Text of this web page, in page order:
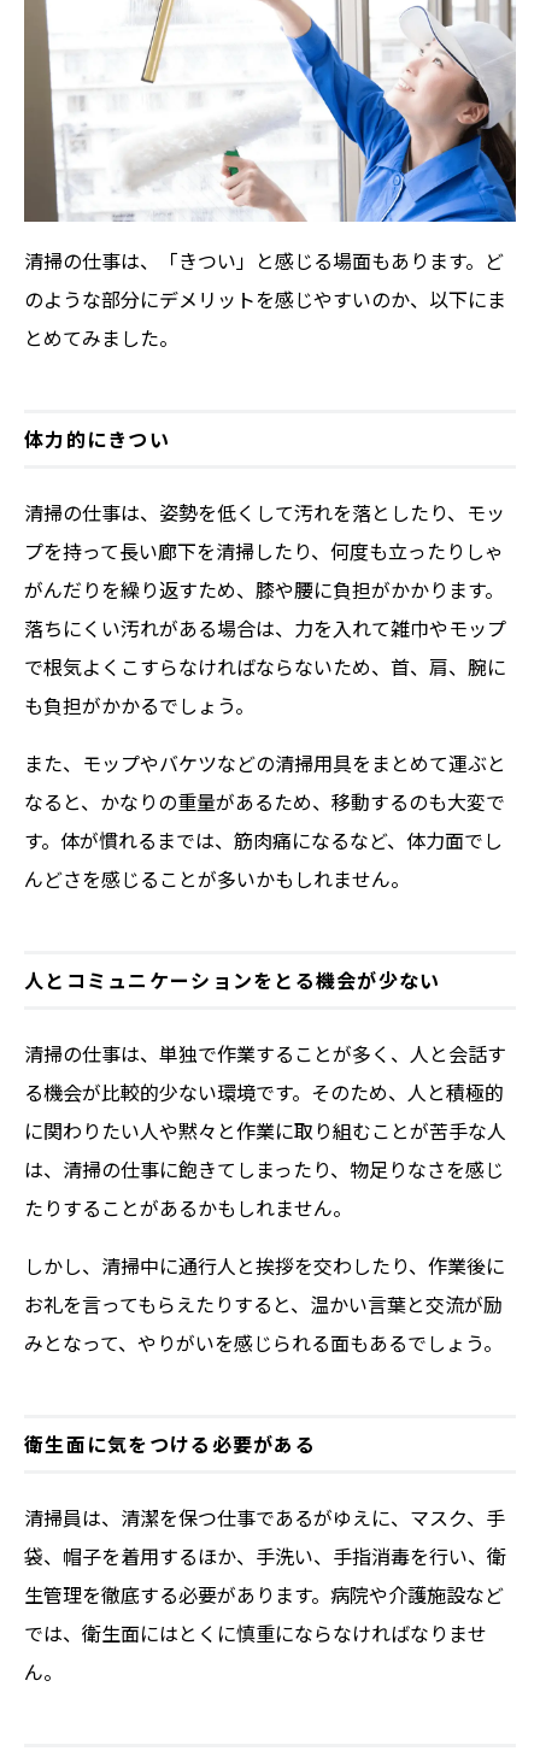
清掃の仕事は、「きつい」と感じる場面もあります。ど
のような部分にデメリットを感じやすいのか、以下にま
とめてみました。
体力的にきつい
清掃の仕事は、姿勢を低くして汚れを落としたり、モッ
プを持って長い廊下を清掃したり、何度も立ったりしゃ
がんだりを繰り返すため、膝や腰に負担がかかります。
落ちにくい汚れがある場合は、力を入れて雑巾やモップ
で根気よくこすらなければならないため、首、肩、腕に
も負担がかかるでしょう。
また、モップやバケツなどの清掃用具をまとめて運ぶと
なると、かなりの重量があるため、移動するのも大変で
す。体が慣れるまでは、筋肉痛になるなど、体力面でし
んどさを感じることが多いかもしれません。
人とコミュニケーションをとる機会が少ない
清掃の仕事は、単独で作業することが多く、人と会話す
る機会が比較的少ない環境です。そのため、人と積極的
に関わりたい人や黙々と作業に取り組むことが苦手な人
は、清掃の仕事に飽きてしまったり、物足りなさを感じ
たりすることがあるかもしれません。
しかし、清掃中に通行人と挨拶を交わしたり、作業後に
お礼を言ってもらえたりすると、温かい言葉と交流が励
みとなって、やりがいを感じられる面もあるでしょう。
衛生面に気をつける必要がある
清掃員は、清潔を保つ仕事であるがゆえに、マスク、手
袋、帽子を着用するほか、手洗い、手指消毒を行い、衛
生管理を徹底する必要があります。病院や介護施設など
では、衛生面にはとくに慎重にならなければなりませ
ん。